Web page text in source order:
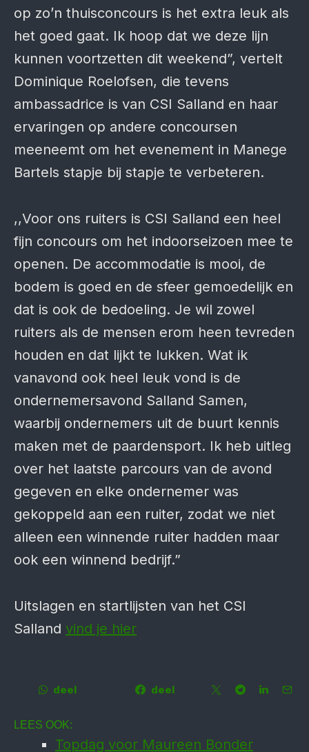
op zo’n thuisconcours is het extra leuk als
het goed gaat. Ik hoop dat we deze lijn
kunnen voortzetten dit weekend”, vertelt
Dominique Roelofsen, die tevens
ambassadrice is van CSI Salland en haar
ervaringen op andere concoursen
meeneemt om het evenement in Manege
Bartels stapje bij stapje te verbeteren.
,,Voor ons ruiters is CSI Salland een heel
fijn concours om het indoorseizoen mee te
openen. De accommodatie is mooi, de
bodem is goed en de sfeer gemoedelijk en
dat is ook de bedoeling. Je wil zowel
ruiters als de mensen erom heen tevreden
houden en dat lijkt te lukken. Wat ik
vanavond ook heel leuk vond is de
ondernemersavond Salland Samen,
waarbij ondernemers uit de buurt kennis
maken met de paardensport. Ik heb uitleg
over het laatste parcours van de avond
gegeven en elke ondernemer was
gekoppeld aan een ruiter, zodat we niet
alleen een winnende ruiter hadden maar
ook een winnend bedrijf.”
Uitslagen en startlijsten van het CSI
Salland vind je hier
deel deel
LEES OOK:
Topdag voor Maureen Bonder